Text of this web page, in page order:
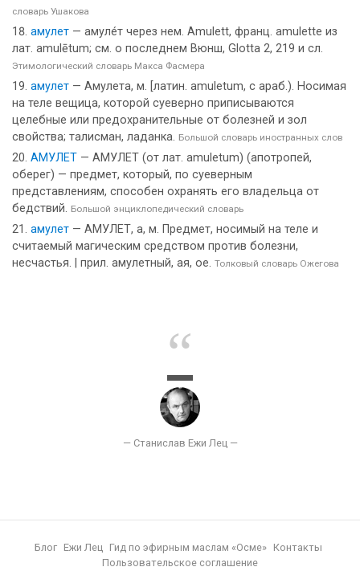
словарь Ушакова
амулет — амуле́т через нем. Amulett, франц. amulette из
лат. amulētum; см. о последнем Вюнш, Glotta 2, 219 и сл.
Этимологический словарь Макса Фасмера
амулет — Амулета, м. [латин. amuletum, с араб.). Носимая
на теле вещица, которой суеверно приписываются
целебные или предохранительные от болезней и зол
свойства; талисман, ладанка. Большой словарь иностранных слов
АМУЛЕТ — АМУЛЕТ (от лат. amuletum) (апотропей,
оберег) — предмет, который, по суеверным
представлениям, способен охранять его владельца от
бедствий. Большой энциклопедический словарь
амулет — АМУЛЕТ, а, м. Предмет, носимый на теле и
считаемый магическим средством против болезни,
несчастья. | прил. амулетный, ая, ое. Толковый словарь Ожегова
Блог Ежи Лец Гид по эфирным маслам «Осме»
Контакты
Пользовательское соглашение